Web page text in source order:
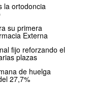
la ortodoncia
su primera
Externa
fijo reforzando el
plazas
de huelga
27,7%